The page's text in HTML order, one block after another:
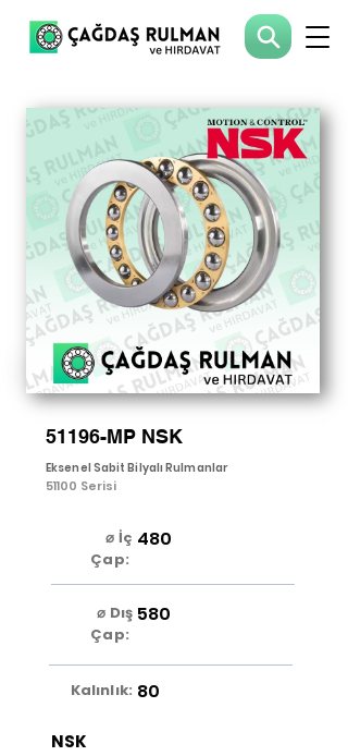
51196-MP NSK
Eksenel Sabit Bilyalı Rulmanlar
51100 Serisi
⌀ İç
Çap:
480
⌀ Dış
Çap:
580
Kalınlık: 80
NSK